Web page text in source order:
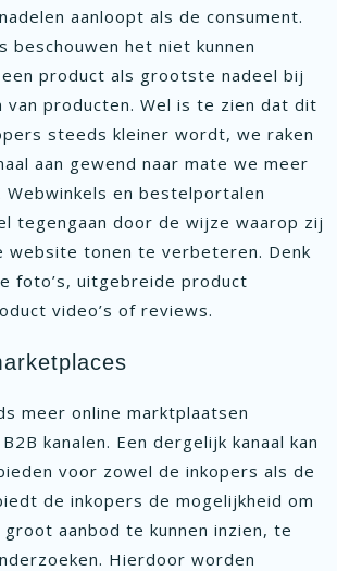
aanloopt als de consument.
beschouwen het niet kunnen
product als grootste nadeel bij
van producten. Wel is te zien dat dit
steeds kleiner wordt, we raken
aan gewend naar mate we meer
Webwinkels en bestelportalen
tegengaan door de wijze waarop zij
website tonen te verbeteren. Denk
foto’s, uitgebreide product
video’s of reviews.
meer online marktplaatsen
kanalen. Een dergelijk kanaal kan
voor zowel de inkopers als de
de inkopers de mogelijkheid om
aanbod te kunnen inzien, te
Hierdoor worden